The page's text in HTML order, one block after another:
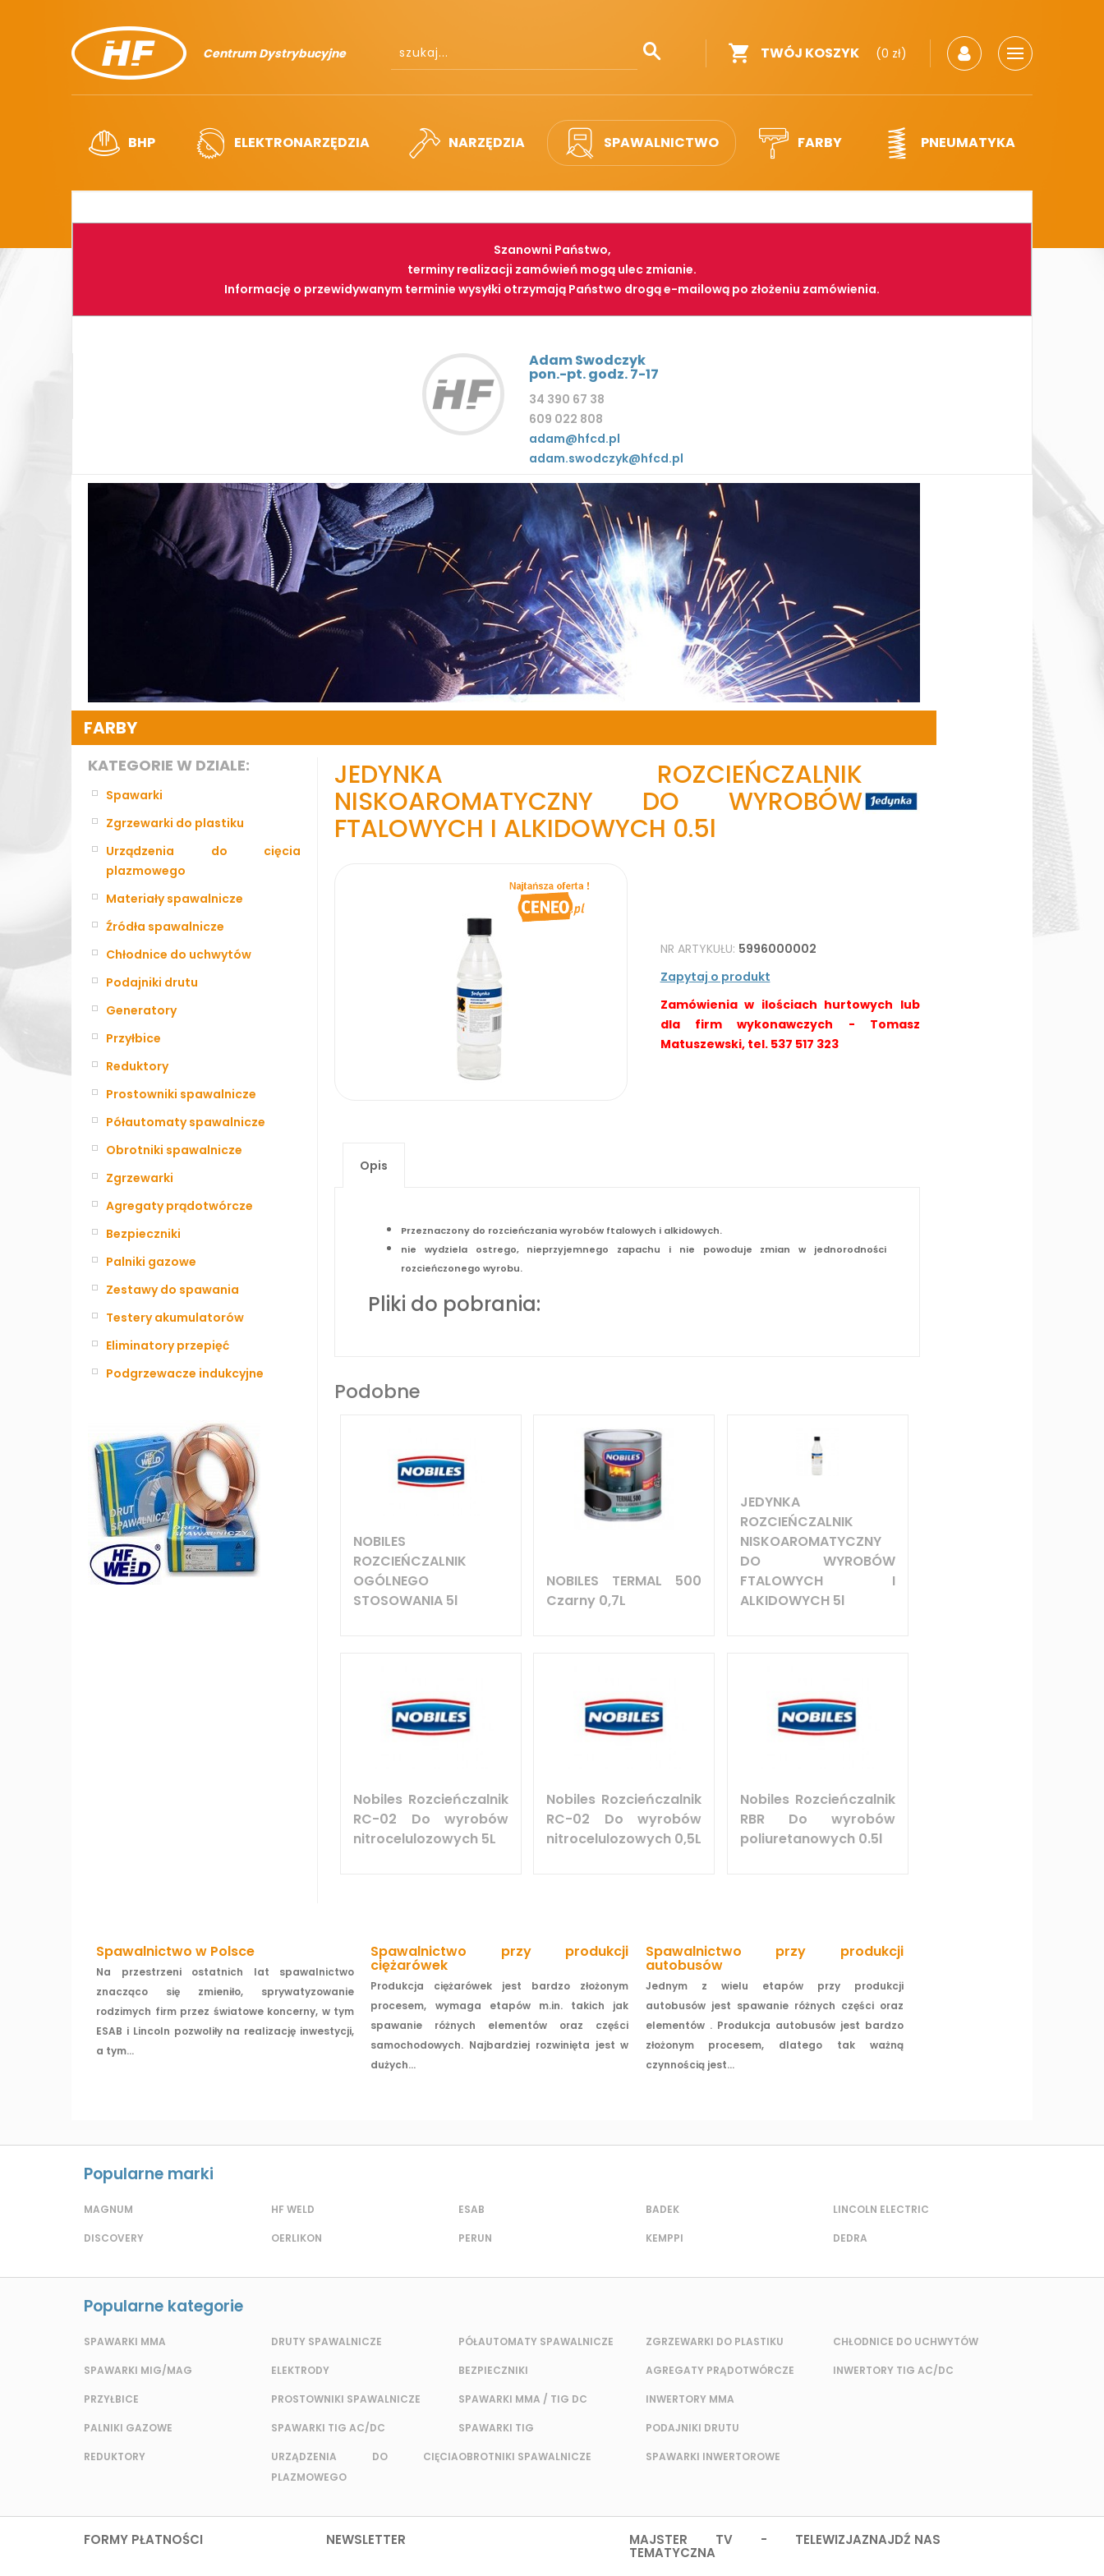
Centrum Dystrybucyjne TWÓJ KOSZYK (0 zł)
BHP ELEKTRONARZĘDZIA NARZĘDZIA SPAWALNICTWO FARBY PNEUMATYKA
Szanowni Państwo,
terminy realizacji zamówień mogą ulec zmianie.
Informację o przewidywanym terminie wysyłki otrzymają Państwo drogą e-mailową po złożeniu zamówienia.
Adam Swodczyk
pon.-pt. godz. 7-17
34 390 67 38
609 022 808
adam@hfcd.pl
adam.swodczyk@hfcd.pl
FARBY
KATEGORIE W DZIALE:
Spawarki
Zgrzewarki do plastiku
Urządzenia do cięcia
plazmowego
Materiały spawalnicze
Źródła spawalnicze
Chłodnice do uchwytów
Podajniki drutu
Generatory
Przyłbice
Reduktory
Prostowniki spawalnicze
Półautomaty spawalnicze
Obrotniki spawalnicze
Zgrzewarki
Agregaty prądotwórcze
Bezpieczniki
Palniki gazowe
Zestawy do spawania
Testery akumulatorów
Eliminatory przepięć
Podgrzewacze indukcyjne
JEDYNKA ROZCIEŃCZALNIK
NISKOAROMATYCZNY DO WYROBÓW
FTALOWYCH I ALKIDOWYCH 0.5l
NR ARTYKUŁU: 5996000002
Zapytaj o produkt
Zamówienia w ilościach hurtowych lub
dla firm wykonawczych - Tomasz
Matuszewski, tel. 537 517 323
Opis
Przeznaczony do rozcieńczania wyrobów ftalowych i alkidowych.
nie wydziela ostrego, nieprzyjemnego zapachu i nie powoduje zmian w jednorodności
rozcieńczonego wyrobu.
Pliki do pobrania:
Podobne
NOBILES
ROZCIEŃCZALNIK
OGÓLNEGO
STOSOWANIA 5l
NOBILES TERMAL 500
Czarny 0,7L
JEDYNKA
ROZCIEŃCZALNIK
NISKOAROMATYCZNY
DO WYROBÓW
FTALOWYCH I
ALKIDOWYCH 5l
Nobiles Rozcieńczalnik
RC-02 Do wyrobów
nitrocelulozowych 5L
Nobiles Rozcieńczalnik
RC-02 Do wyrobów
nitrocelulozowych 0,5L
Nobiles Rozcieńczalnik
RBR Do wyrobów
poliuretanowych 0.5l
Spawalnictwo w Polsce
Na przestrzeni ostatnich lat spawalnictwo
znacząco się zmieniło, sprywatyzowanie
rodzimych firm przez światowe koncerny, w tym
ESAB i Lincoln pozwoliły na realizację inwestycji,
a tym...
Spawalnictwo przy produkcji
ciężarówek
Produkcja ciężarówek jest bardzo złożonym
procesem, wymaga etapów m.in. takich jak
spawanie różnych elementów oraz części
samochodowych. Najbardziej rozwinięta jest w
dużych...
Spawalnictwo przy produkcji
autobusów
Jednym z wielu etapów przy produkcji
autobusów jest spawanie różnych części oraz
elementów . Produkcja autobusów jest bardzo
złożonym procesem, dlatego tak ważną
czynnością jest...
Popularne marki
MAGNUM
DISCOVERY
HF WELD
OERLIKON
ESAB
PERUN
BADEK
KEMPPI
LINCOLN ELECTRIC
DEDRA
Popularne kategorie
SPAWARKI MMA
SPAWARKI MIG/MAG
PRZYŁBICE
PALNIKI GAZOWE
REDUKTORY
DRUTY SPAWALNICZE
ELEKTRODY
PROSTOWNIKI SPAWALNICZE
SPAWARKI TIG AC/DC
URZĄDZENIA DO CIĘCIA
PLAZMOWEGO
PÓŁAUTOMATY SPAWALNICZE
BEZPIECZNIKI
SPAWARKI MMA / TIG DC
SPAWARKI TIG
OBROTNIKI SPAWALNICZE
ZGRZEWARKI DO PLASTIKU
AGREGATY PRĄDOTWÓRCZE
INWERTORY MMA
PODAJNIKI DRUTU
SPAWARKI INWERTOROWE
CHŁODNICE DO UCHWYTÓW
INWERTORY TIG AC/DC
FORMY PŁATNOŚCI NEWSLETTER MAJSTER TV - TELEWIZJA
TEMATYCZNA
ZNAJDŹ NAS